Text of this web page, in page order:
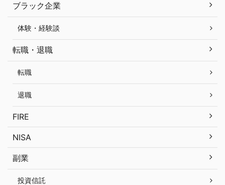
ブラック企業
体験・経験談
転職・退職
転職
退職
FIRE
NISA
副業
投資信託